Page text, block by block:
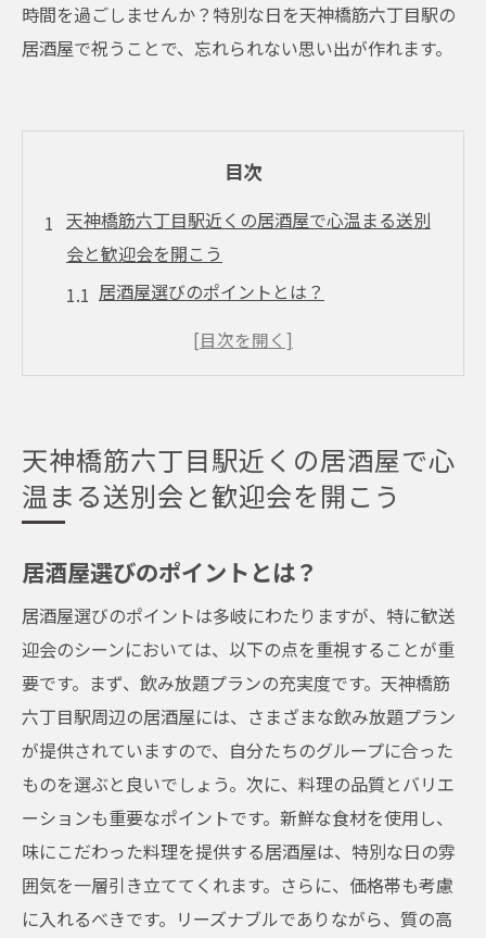
時間を過ごしませんか？特別な日を天神橋筋六丁目駅の
居酒屋で祝うことで、忘れられない思い出が作れます。
目次
天神橋筋六丁目駅近くの居酒屋で心温まる送別
会と歓迎会を開こう
居酒屋選びのポイントとは？
送別会と歓迎会に最適な居酒屋の特徴
居酒屋での歓送迎会のメリット
居酒屋での歓送迎会の計画方法
を楽しもう
居酒屋で楽しむ夜の魅力
天神橋筋六丁目駅周辺のナイトライフ
居酒屋で過ごす特別な時間
天神橋筋六丁目駅の居酒屋でのおすすめメ
ニュー
居酒屋での特別な日の過ごし方
居酒屋での夜をさらに楽しくする秘訣
天神橋筋六丁目駅の居酒屋で新たな仲間を迎え
る歓送迎会の魅力
天神橋筋六丁目駅近くの居酒屋で心
温まる送別会と歓迎会を開こう
居酒屋選びのポイントとは？
居酒屋選びのポイントは多岐にわたりますが、特に歓送
迎会のシーンにおいては、以下の点を重視することが重
要です。まず、飲み放題プランの充実度です。天神橋筋
六丁目駅周辺の居酒屋には、さまざまな飲み放題プラン
が提供されていますので、自分たちのグループに合った
ものを選ぶと良いでしょう。次に、料理の品質とバリエ
ーションも重要なポイントです。新鮮な食材を使用し、
味にこだわった料理を提供する居酒屋は、特別な日の雰
囲気を一層引き立ててくれます。さらに、価格帯も考慮
に入れるべきです。リーズナブルでありながら、質の高